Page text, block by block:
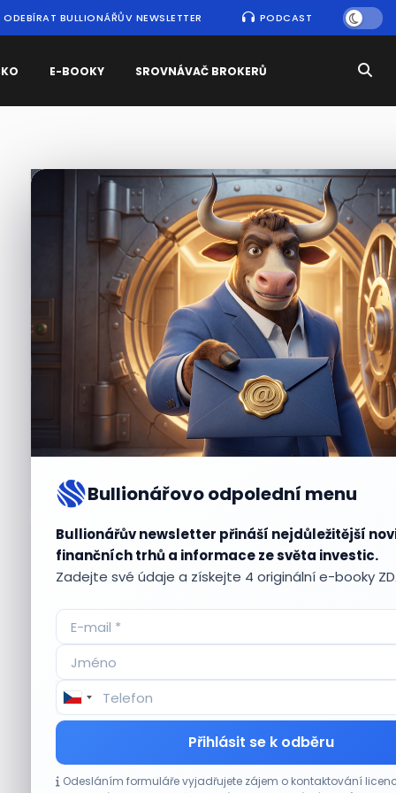
ODEBÍRAT BULLIONÁŘŮV NEWSLETTER PODCAST
E-BOOKY SROVNÁVAČ BROKERŮ
Bullionářovo odpolední menu
Bullionářův newsletter přináší nejdůležitější
finančních trhů a informace ze světa investic.
Zadejte své údaje a získejte 4 originální e-booky
Přihlásit se k odběru
Odesláním formuláře vyjadřujete zájem o kontaktování
Nejčtenějšízprávy
Aktuálnípříležitosti
Výsledky společností jsou silné. Proč to